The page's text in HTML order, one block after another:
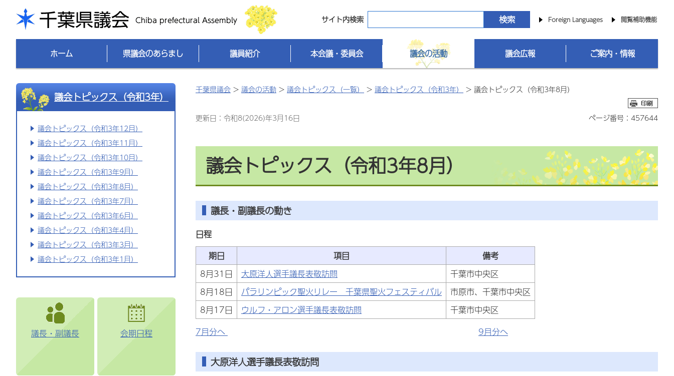
千葉県議会
サイト内検索 Foreign Languages 閲覧補助機能
ホーム 県議会のあらまし 議員紹介 本会議・委員会 議会の活動 議会広報 ご案内・情報
議会トピックス（令和3年）
議会トピックス（令和3年12月）
議会トピックス（令和3年11月）
議会トピックス（令和3年10月）
議会トピックス（令和3年9月）
議会トピックス（令和3年8月）
議会トピックス（令和3年7月）
議会トピックス（令和3年6月）
議会トピックス（令和3年4月）
議会トピックス（令和3年3月）
議会トピックス（令和3年1月）
議長・副議長 会期日程
千葉県議会 > 議会の活動 > 議会トピックス（一覧） > 議会トピックス（令和3年） > 議会トピックス（令和3年8月）
更新日：令和8(2026)年3月16日 ページ番号：457644
議会トピックス（令和3年8月）
議長・副議長の動き
日程
期日
項目
備考
8月31日
大原洋人選手議長表敬訪問
千葉市中央区
8月18日
パラリンピック聖火リレー 千葉県聖火フェスティバル
市原市、千葉市中央区
8月17日
ウルフ・アロン選手議長表敬訪問
千葉市中央区
7月分へ
9月分へ
大原洋人選手議長表敬訪問